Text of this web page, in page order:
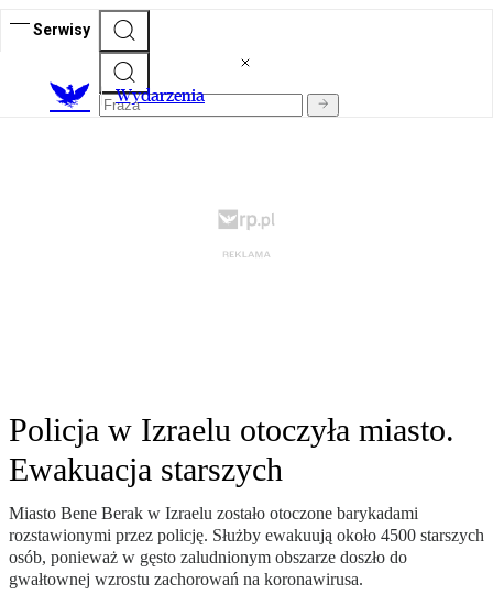
Serwisy
Wydarzenia
Policja w Izraelu otoczyła miasto.
Ewakuacja starszych
Miasto Bene Berak w Izraelu zostało otoczone barykadami
rozstawionymi przez policję. Służby ewakuują około 4500 starszych
osób, ponieważ w gęsto zaludnionym obszarze doszło do
gwałtownej wzrostu zachorowań na koronawirusa.